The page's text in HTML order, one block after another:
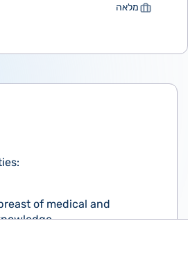
מלאה
of medical and
fostering a network of
with experts